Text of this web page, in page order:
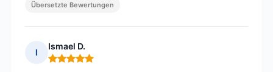
Übersetzte Bewertungen
I
Ismael D.
Hinweis: 5 von 5